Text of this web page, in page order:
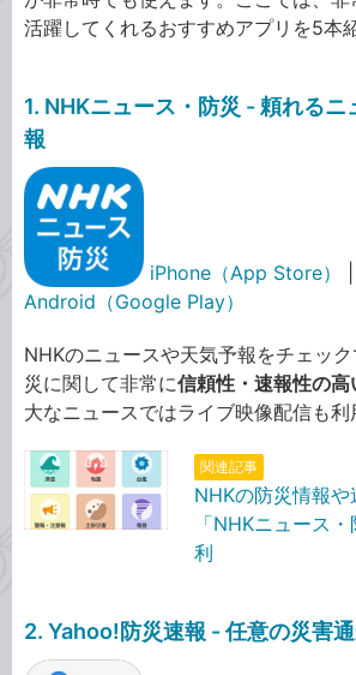
活躍してくれるおすすめアプリを5本
1. NHKニュース・防災 - 頼れるニ
報
iPhone（App Store）
Android（Google Play）
NHKのニュースや天気予報をチェッ
災に関して非常に信頼性・速報性の高
大なニュースではライブ映像配信も利
関連記事
NHKの防災情報
「NHKニュース
利
2. Yahoo!防災速報 - 任意の災害